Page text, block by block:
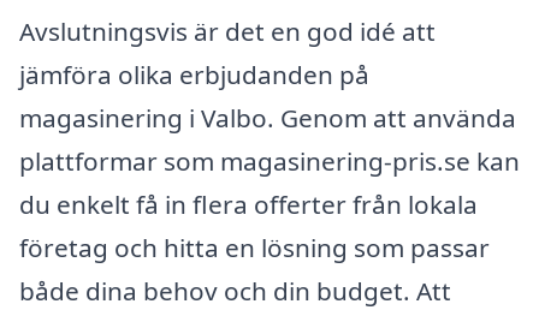
Avslutningsvis är det en god idé att
jämföra olika erbjudanden på
magasinering i Valbo. Genom att använda
plattformar som magasinering-pris.se kan
du enkelt få in flera offerter från lokala
företag och hitta en lösning som passar
både dina behov och din budget. Att